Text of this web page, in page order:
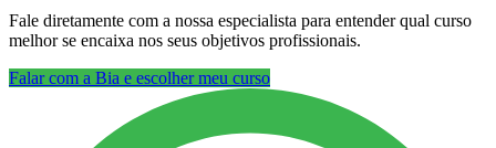
Fale diretamente com a nossa especialista para entender qual curso
melhor se encaixa nos seus objetivos profissionais.
Falar com a Bia e escolher meu curso